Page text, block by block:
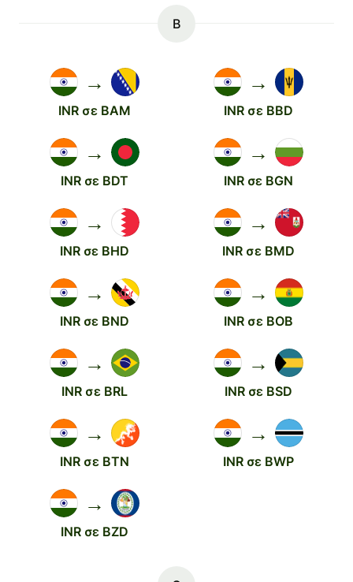
B
→
INR σε BAM
→
INR σε BBD
→
INR σε BDT
→
INR σε BGN
→
INR σε BHD
→
INR σε BMD
→
INR σε BND
→
INR σε BOB
→
INR σε BRL
→
INR σε BSD
→
INR σε BTN
→
INR σε BWP
→
INR σε BZD